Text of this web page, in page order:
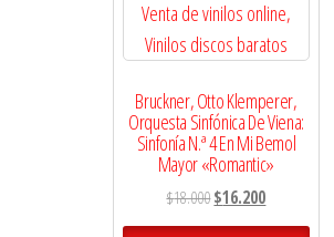
Bruckner, Otto Klemperer,
Orquesta Sinfónica De Viena:
Sinfonía N.ª 4 En Mi Bemol
Mayor «Romantic»
$18.000El
precio
$16.200El
precio